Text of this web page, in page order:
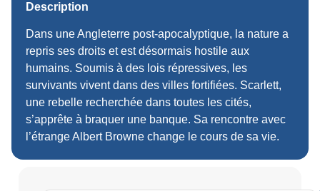
Description
Dans une Angleterre post-apocalyptique, la nature a
repris ses droits et est désormais hostile aux
humains. Soumis à des lois répressives, les
survivants vivent dans des villes fortifiées. Scarlett,
une rebelle recherchée dans toutes les cités,
s’apprête à braquer une banque. Sa rencontre avec
l’étrange Albert Browne change le cours de sa vie.